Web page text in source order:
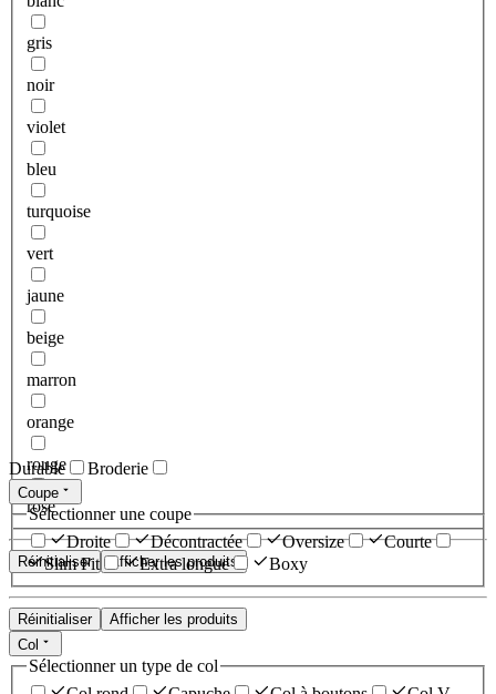
gris
noir
violet
bleu
turquoise
vert
jaune
beige
marron
orange
rouge
rose
Réinitialiser Afficher les produits
Durable Broderie
Coupe
Sélectionner une coupe
Droite
Décontractée Oversize
Courte
Slim Fit
Extra longue Boxy
Réinitialiser
Afficher les produits
Col
Sélectionner un type de col